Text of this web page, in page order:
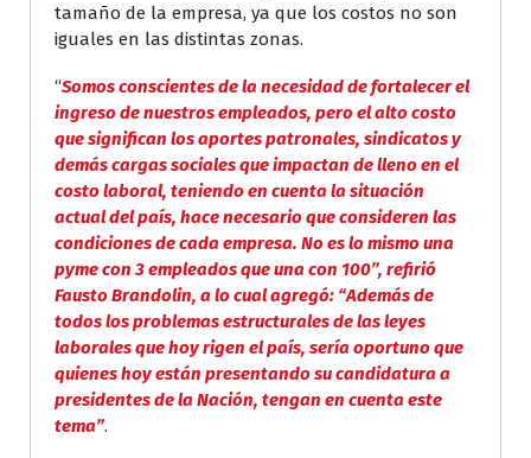
tamaño de la empresa, ya que los costos no son
iguales en las distintas zonas.
“Somos conscientes de la necesidad de fortalecer el
ingreso de nuestros empleados, pero el alto costo
que significan los aportes patronales, sindicatos y
demás cargas sociales que impactan de lleno en el
costo laboral, teniendo en cuenta la situación
actual del país, hace necesario que consideren las
condiciones de cada empresa. No es lo mismo una
pyme con 3 empleados que una con 100”, refirió
Fausto Brandolin, a lo cual agregó: “Además de
todos los problemas estructurales de las leyes
laborales que hoy rigen el país, sería oportuno que
quienes hoy están presentando su candidatura a
presidentes de la Nación, tengan en cuenta este
tema”.